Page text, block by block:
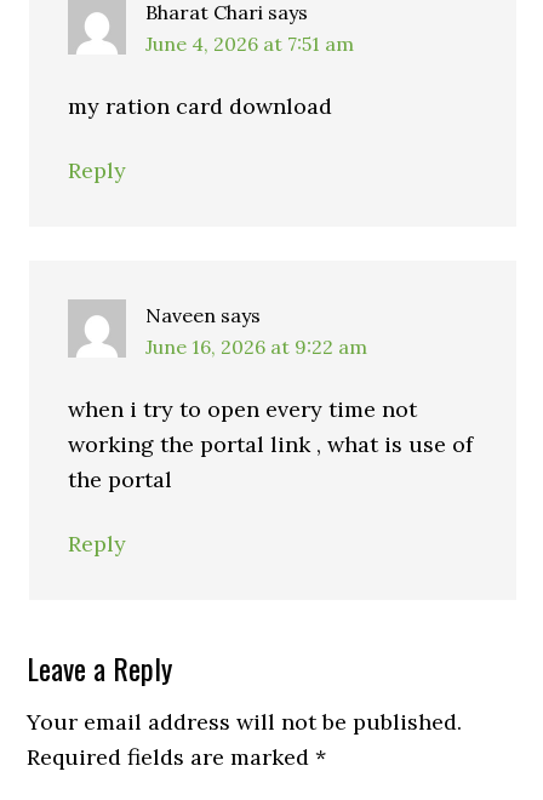
Bharat Chari says
June 4, 2026 at 7:51 am
my ration card download
Reply
Naveen says
June 16, 2026 at 9:22 am
when i try to open every time not
working the portal link , what is use of
the portal
Reply
Leave a Reply
Your email address will not be published.
Required fields are marked*